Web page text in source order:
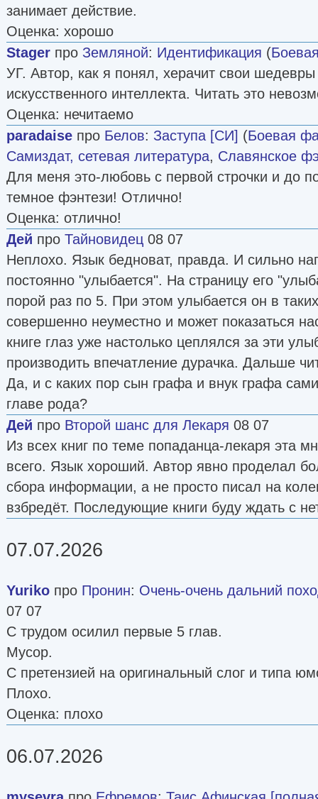
занимает действие.
Оценка: хорошо
Stager про Земляной: Идентификация (
УГ. Автор, как я понял, херачит свои
искусственного интеллекта. Читать это
Оценка: нечитаемо
paradaise про Белов: Заступа [СИ] (Боевая
Самиздат, сетевая литература, Славянское
Для меня это-любовь с первой строчки и до
темное фэнтези! Отлично!
Оценка: отлично!
Дей про Тайновидец 08 07
Неплохо. Язык бедноват, правда. И сильно
постоянно "улыбается". На страницу его
порой раз по 5. При этом улыбается он в
совершенно неуместно и может показаться
книге глаз уже настолько цеплялся за эти
производить впечатление дурачка. Дальше
Да, и с каких пор сын графа и внук графа
главе рода?
Дей про Второй шанс для Лекаря 08 07
Из всех книг по теме попаданца-лекаря эта
всего. Язык хороший. Автор явно проделал
сбора информации, а не просто писал на
взбредёт. Последующие книги буду ждать с
07.07.2026
Yuriko про Пронин: Очень-очень дальний
07 07
С трудом осилил первые 5 глав.
Мусор.
С претензией на оригинальный слог и типа
Плохо.
Оценка: плохо
06.07.2026